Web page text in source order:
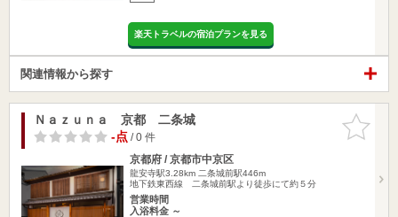
楽天トラベルの宿泊プランを見る
関連情報から探す
お気に入
りに追加
Ｎａｚｕｎａ 京都 二条城
-点/ 0 件
京都府 / 京都市中京区
龍安寺駅3.28km 二条城前駅446m
地下鉄東西線 二条城前駅より徒歩にて約５分
営業時間
入浴料金 ～